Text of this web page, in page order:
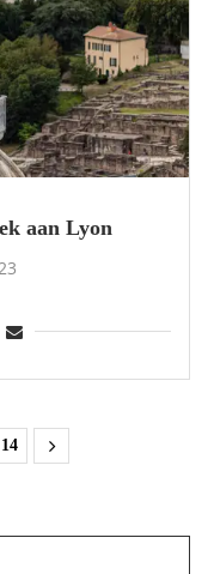
aan Lyon
14